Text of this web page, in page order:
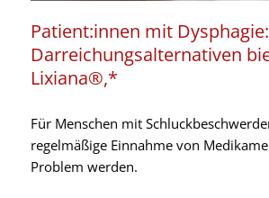
Patient:innen mit
Darreichungsalternativen
Lixiana®,*
Für Menschen mit
regelmäßige Einnahme von
Problem werden.